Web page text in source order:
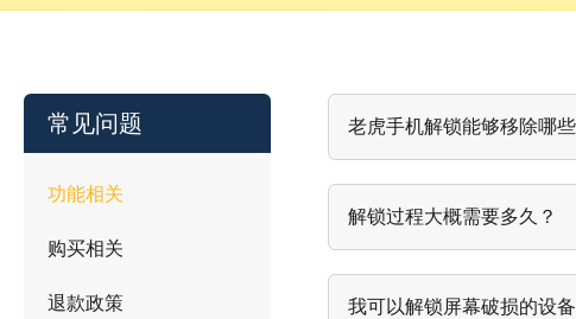
常见问题
功能相关
购买相关
退款政策
老虎手机解锁能够移除哪
解锁过程大概需要多久？
我可以解锁屏幕破损的设